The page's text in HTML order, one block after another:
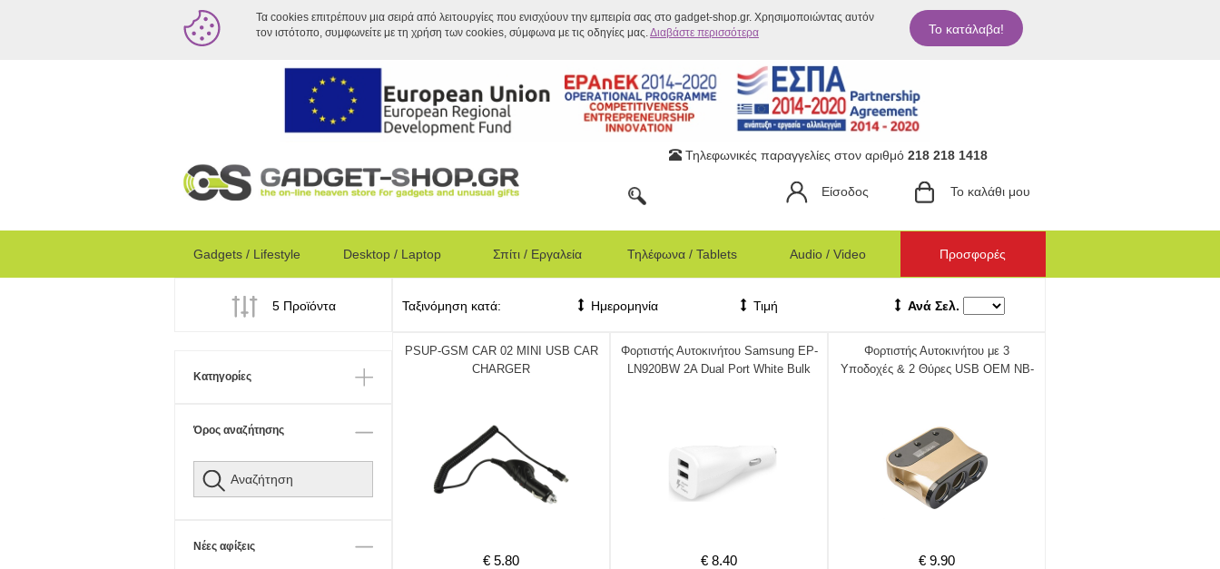
Τα cookies επιτρέπουν μια σειρά από λειτουργίες που ενισχύουν την εμπειρία σας στο gadget-shop.gr. Χρησιμοποιώντας αυτόν
τον ιστότοπο, συμφωνείτε με τη χρήση των cookies, σύμφωνα με τις οδηγίες μας.Διαβάστε περισσότερα Το κατάλαβα!
Τηλεφωνικές παραγγελίες στον αριθμό 218 218 1418
Είσοδος Το καλάθι μου
Gadgets / Lifestyle Desktop / Laptop Σπίτι / Εργαλεία Τηλέφωνα / Tablets Audio / Video Προσφορές
5 Προϊόντα Ταξινόμηση κατά: Ημερομηνία Τιμή Ανά Σελ.
Κατηγορίες
Όρος αναζήτησης
Νέες αφίξεις
PSUP-GSM CAR 02 MINI USB CAR
CHARGER
€ 5.80
Φορτιστής Αυτοκινήτου Samsung EP-
LN920BW 2A Dual Port White Bulk
€ 8.40
Φορτιστής Αυτοκινήτου με 3
Υποδοχές & 2 Θύρες USB OEM NB-
€ 9.90